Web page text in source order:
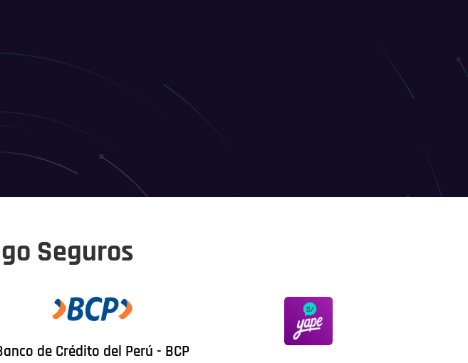
Seguros
de Crédito del Perú - BCP